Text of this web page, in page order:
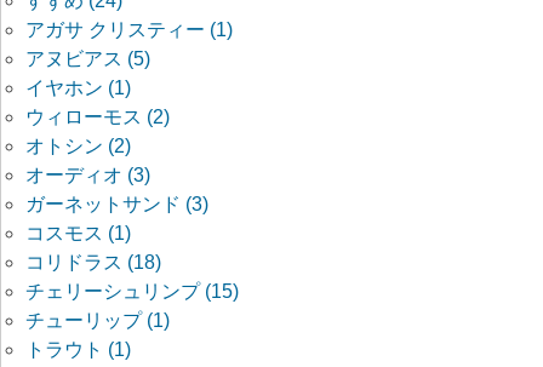
アガサ クリスティー (1)
アヌビアス (5)
イヤホン (1)
ウィローモス (2)
オトシン (2)
オーディオ (3)
ガーネットサンド (3)
コスモス (1)
コリドラス (18)
チェリーシュリンプ (15)
チューリップ (1)
トラウト (1)